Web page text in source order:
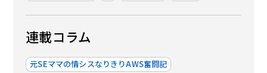
連載コラム
元SEママの情シスなりきりAWS奮闘記